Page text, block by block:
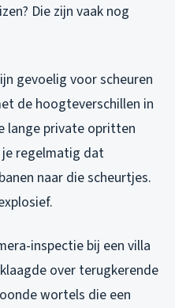
Die zijn vaak nog
gevoelig voor scheuren
de hoogteverschillen in
lange private opritten
regelmatig dat
naar die scheurtjes.
inspectie bij een villa
over terugkerende
wortels die een